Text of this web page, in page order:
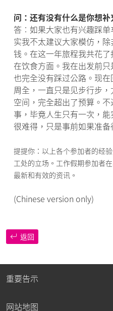
问：还有没有什么是你想补
答︰如果大家也有兴趣踩
实我不太建议大家模仿，
钱。在这一年旅程我共花
在饮食方面。我在出发前
也完全没有踩过公路。现
周全，一直只是见步行步
空间，完全超出了预算。
事，毕竟人生只有一次，
很难得，只是事前如果准备
提提你：以上各个参加者的经
工处的立场。工作假期参加者
最新和有效的资讯。
(Chinese version only)
返回
重要告示
网站地图